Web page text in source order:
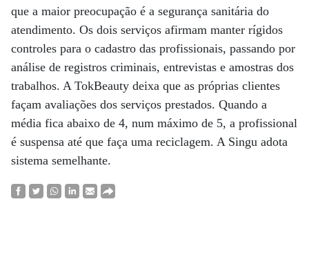
que a maior preocupação é a segurança sanitária do
atendimento. Os dois serviços afirmam manter rígidos
controles para o cadastro das profissionais, passando por
análise de registros criminais, entrevistas e amostras dos
trabalhos. A TokBeauty deixa que as próprias clientes
façam avaliações dos serviços prestados. Quando a
média fica abaixo de 4, num máximo de 5, a profissional
é suspensa até que faça uma reciclagem. A Singu adota
sistema semelhante.